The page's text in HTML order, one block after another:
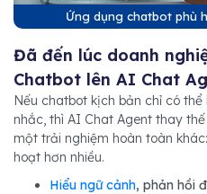
Ứng dụng chatbot phù
Đã đến lúc doanh
Chatbot lên AI Chat
Nếu chatbot kịch bản chỉ có
nhắc, thì AI Chat Agent thay
một trải nghiệm hoàn toàn
hoạt hơn nhiều.
Hiểu ngữ cảnh, phản hồi